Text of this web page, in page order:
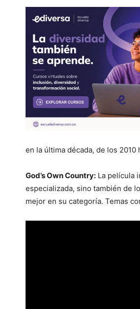
en la última década, de los 2010
God’s Own Country: La película
especializada, sino también de
mejor en su categoría. Temas